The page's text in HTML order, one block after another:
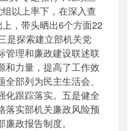
以上率下，在深入查
，带头晒出6个方面22
是探索建立部机关党
管理和廉政建设联述联
和力量，提高了工作效
部列为民主生活会、
化跟踪落实。五是健全
落实部机关廉政风险预
政报告制度。